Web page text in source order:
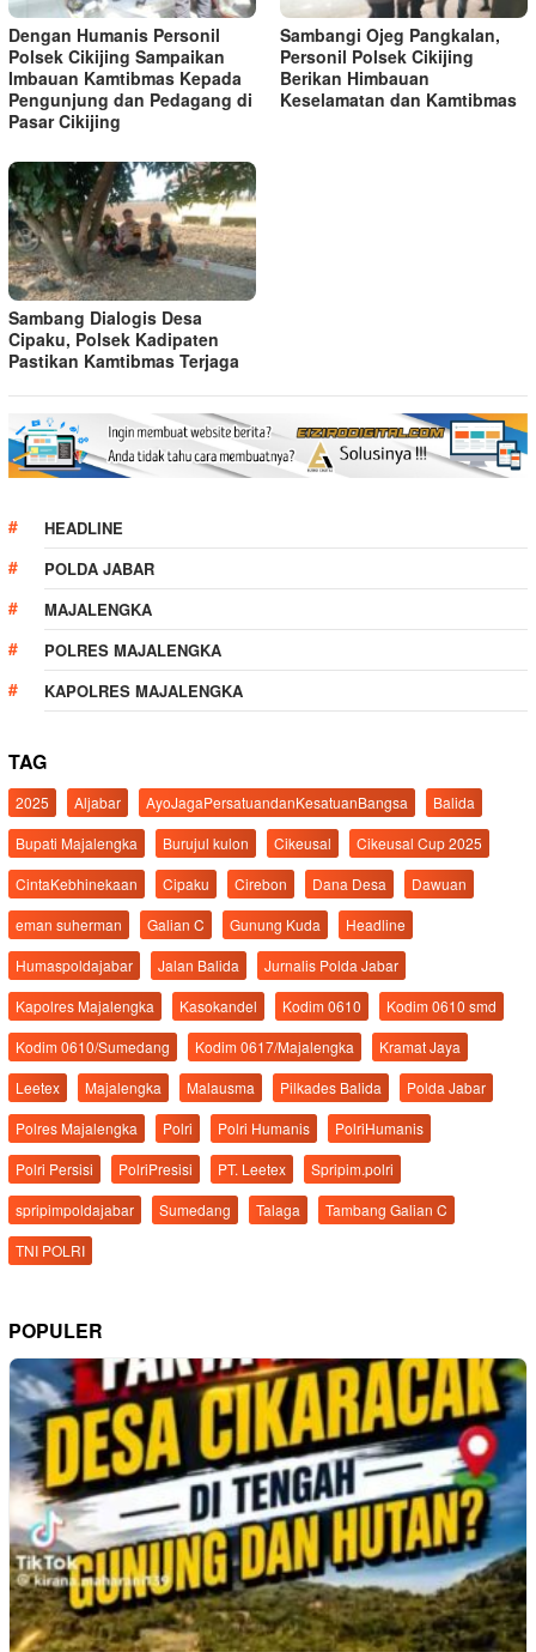
Dengan Humanis Personil
Polsek Cikijing Sampaikan
Imbauan Kamtibmas Kepada
Pengunjung dan Pedagang di
Pasar Cikijing
Sambangi Ojeg Pangkalan,
Personil Polsek Cikijing
Berikan Himbauan
Keselamatan dan Kamtibmas
Sambang Dialogis Desa
Cipaku, Polsek Kadipaten
Pastikan Kamtibmas Terjaga
HEADLINE
POLDA JABAR
MAJALENGKA
POLRES MAJALENGKA
KAPOLRES MAJALENGKA
TAG
2025 Aljabar AyoJagaPersatuandanKesatuanBangsa
Balida
Bupati Majalengka
Burujul kulon Cikeusal
Cikeusal Cup 2025
CintaKebhinekaan
Cipaku Cirebon Dana Desa
Dawuan
eman suherman
Galian C Gunung Kuda
Headline
Humaspoldajabar
Jalan Balida
Jurnalis Polda Jabar
Kapolres Majalengka
Kasokandel Kodim 0610
Kodim 0610 smd
Kodim 0610/Sumedang
Kodim 0617/Majalengka
Kramat Jaya
Leetex
Majalengka Malausma Pilkades Balida
Polda Jabar
Polres Majalengka
Polri Polri Humanis
PolriHumanis
Polri Persisi
PolriPresisi PT. Leetex
Spripim.polri
spripimpoldajabar
Sumedang Talaga
Tambang Galian C
TNI POLRI
POPULER